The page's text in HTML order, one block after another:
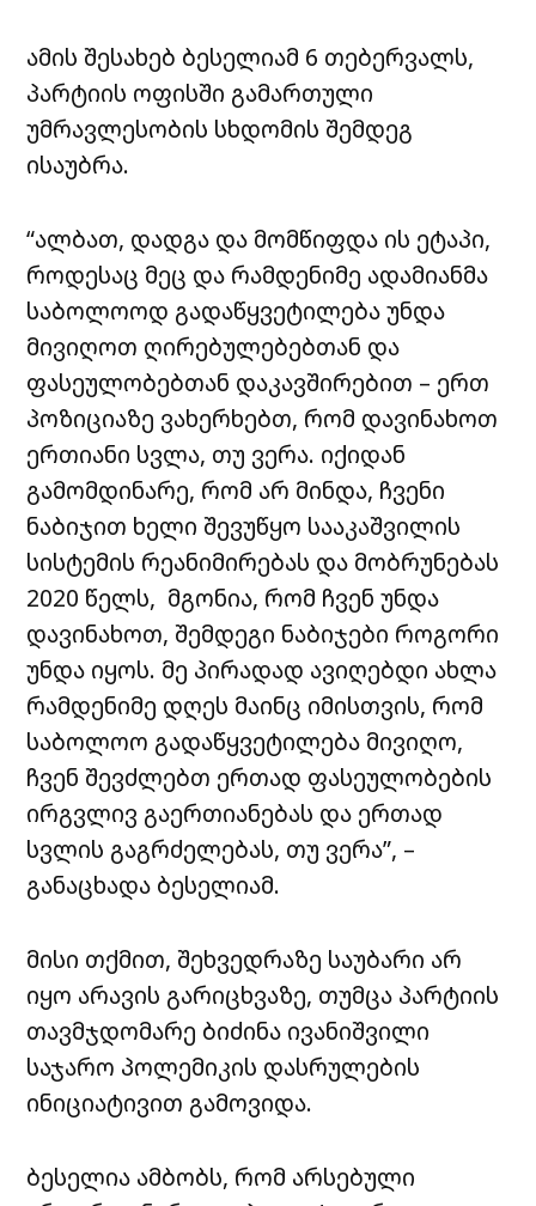
ამის შესახებ ბესელიამ 6 თებერვალს,
პარტიის ოფისში გამართული
უმრავლესობის სხდომის შემდეგ
ისაუბრა.
“ალბათ, დადგა და მომწიფდა ის ეტაპი,
როდესაც მეც და რამდენიმე ადამიანმა
საბოლოოდ გადაწყვეტილება უნდა
მივიღოთ ღირებულებებთან და
ფასეულობებთან დაკავშირებით – ერთ
პოზიციაზე ვახერხებთ, რომ დავინახოთ
ერთიანი სვლა, თუ ვერა. იქიდან
გამომდინარე, რომ არ მინდა, ჩვენი
ნაბიჯით ხელი შევუწყო სააკაშვილის
სისტემის რეანიმირებას და მობრუნებას
2020 წელს, მგონია, რომ ჩვენ უნდა
დავინახოთ, შემდეგი ნაბიჯები როგორი
უნდა იყოს. მე პირადად ავიღებდი ახლა
რამდენიმე დღეს მაინც იმისთვის, რომ
საბოლოო გადაწყვეტილება მივიღო,
ჩვენ შევძლებთ ერთად ფასეულობების
ირგვლივ გაერთიანებას და ერთად
სვლის გაგრძელებას, თუ ვერა”, –
განაცხადა ბესელიამ.
მისი თქმით, შეხვედრაზე საუბარი არ
იყო არავის გარიცხვაზე, თუმცა პარტიის
თავმჯდომარე ბიძინა ივანიშვილი
საჯარო პოლემიკის დასრულების
ინიციატივით გამოვიდა.
ბესელია ამბობს, რომ არსებული